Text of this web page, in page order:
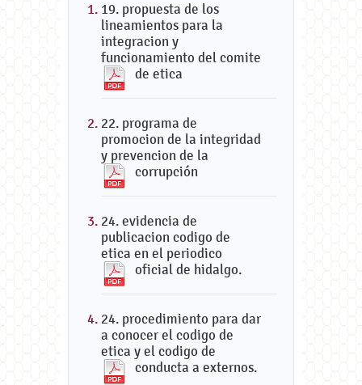
19. propuesta de los
lineamientos para la
integracion y
funcionamiento del comite
de etica
22. programa de
promocion de la integridad
y prevencion de la
corrupción
24. evidencia de
publicacion codigo de
etica en el periodico
oficial de hidalgo.
24. procedimiento para dar
a conocer el codigo de
etica y el codigo de
conducta a externos.